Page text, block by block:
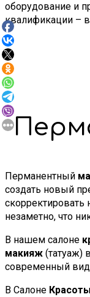
оборудование и
квалификации –
Перманентный
создать новый
скорректировать
незаметно, что
В нашем салоне
макияж (татуаж)
современный вид
В Салоне Красоты